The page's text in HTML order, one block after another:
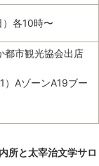
各10時〜
都市観光協会出店
）AゾーンA19ブー
所と太宰治文学サロ